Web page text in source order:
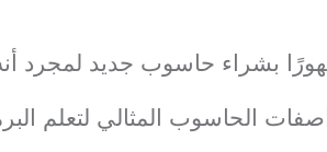
بشراء حاسوب جديد لمجرد
الحاسوب المثالي لتعلم